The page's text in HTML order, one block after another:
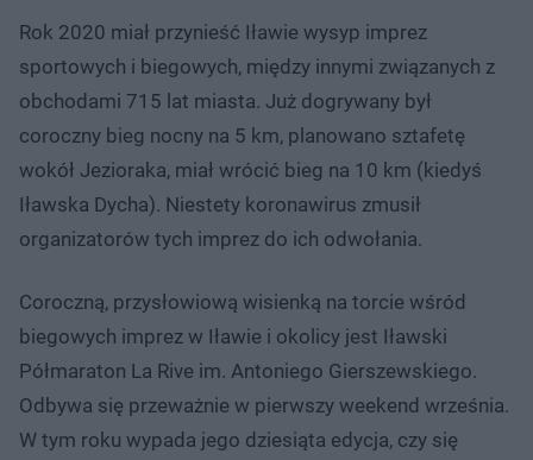
Rok 2020 miał przynieść Iławie wysyp imprez
sportowych i biegowych, między innymi związanych z
obchodami 715 lat miasta. Już dogrywany był
coroczny bieg nocny na 5 km, planowano sztafetę
wokół Jezioraka, miał wrócić bieg na 10 km (kiedyś
Iławska Dycha). Niestety koronawirus zmusił
organizatorów tych imprez do ich odwołania.
Coroczną, przysłowiową wisienką na torcie wśród
biegowych imprez w Iławie i okolicy jest Iławski
Półmaraton La Rive im. Antoniego Gierszewskiego.
Odbywa się przeważnie w pierwszy weekend września.
W tym roku wypada jego dziesiąta edycja, czy się